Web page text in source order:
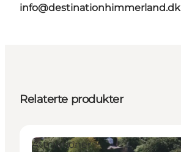
info@destinationhimmerland.dk
Relaterte produkter
Attraktioner